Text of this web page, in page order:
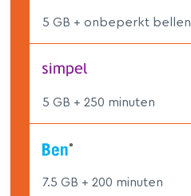
5 GB + onbeperkt bellen
5 GB + 250 minuten
7.5 GB + 200 minuten